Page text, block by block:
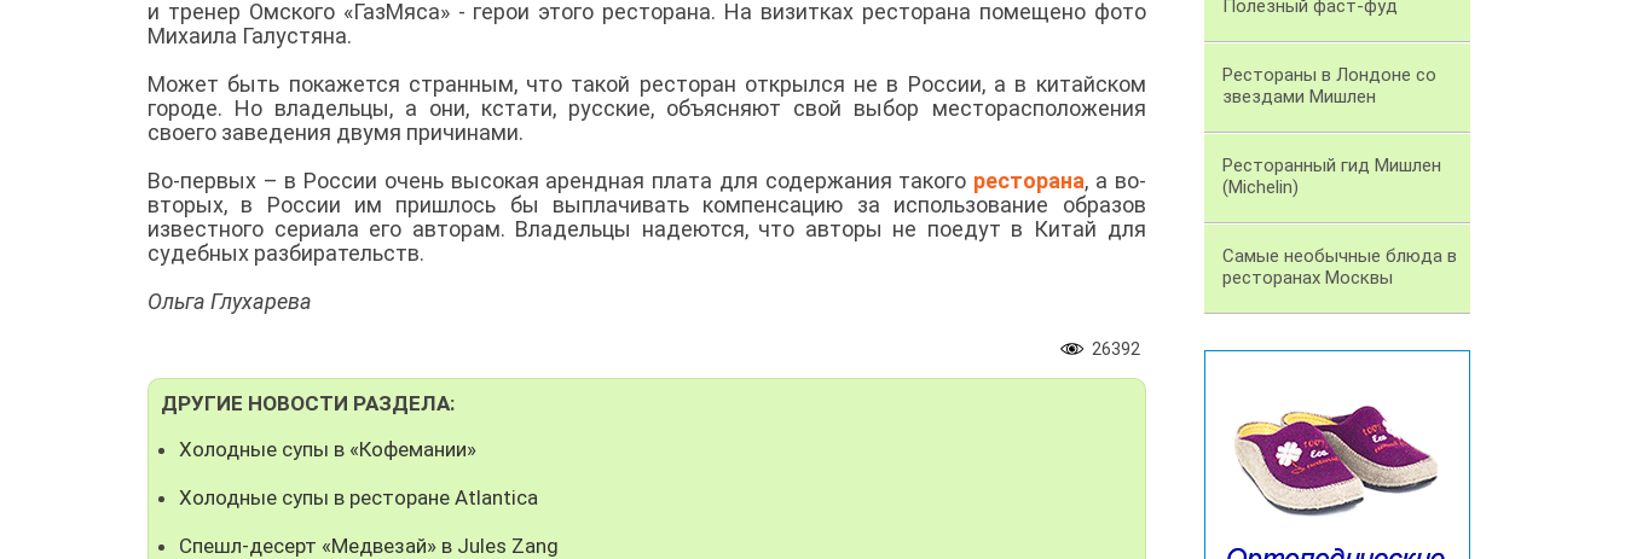
и тренер Омского «ГазМяса» - герои этого ресторана. На визитках ресторана помещено фото
Михаила Галустяна.
Может быть покажется странным, что такой ресторан открылся не в России, а в китайском
городе. Но владельцы, а они, кстати, русские, объясняют свой выбор месторасположения
своего заведения двумя причинами.
Во-первых – в России очень высокая арендная плата для содержания такого ресторана, а во-
вторых, в России им пришлось бы выплачивать компенсацию за использование образов
известного сериала его авторам. Владельцы надеются, что авторы не поедут в Китай для
судебных разбирательств.
Ольга Глухарева
26392
ДРУГИЕ НОВОСТИ РАЗДЕЛА:
Холодные супы в «Кофемании»
Холодные супы в ресторане Atlantica
Спешл-десерт «Медвезай» в Jules Zang
Полезный фаст-фуд
Рестораны в Лондоне со
звездами Мишлен
Ресторанный гид Мишлен
(Michelin)
Самые необычные блюда в
ресторанах Москвы